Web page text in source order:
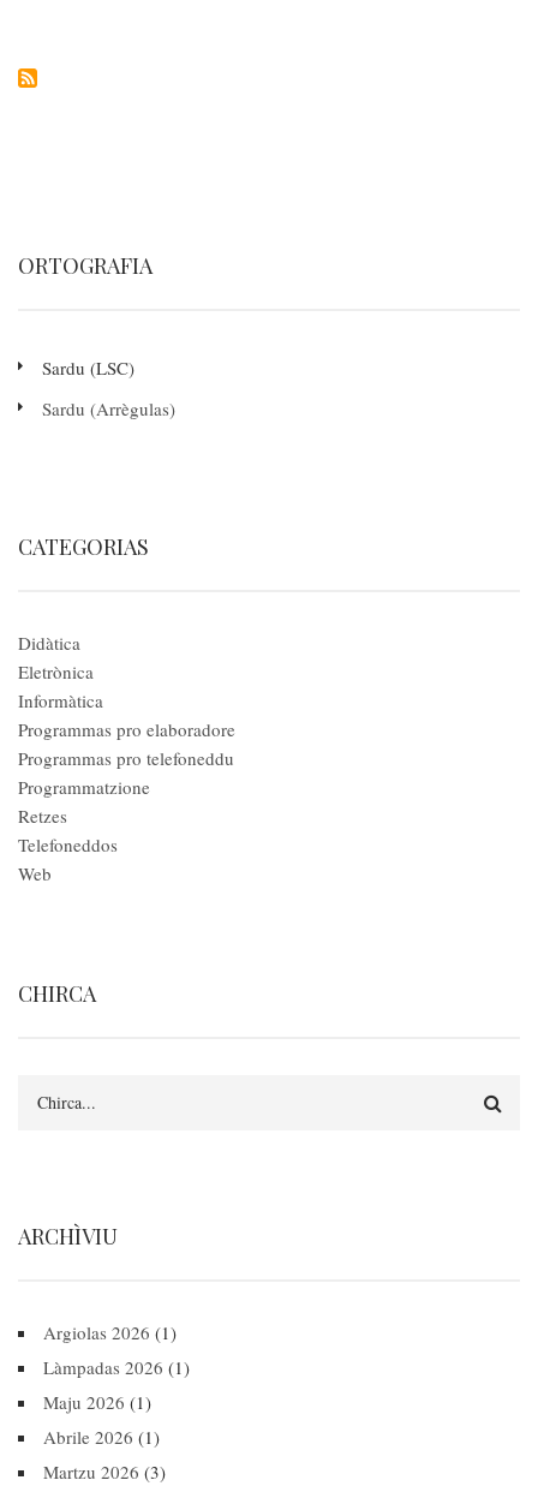
ORTOGRAFIA
Sardu (LSC)
Sardu (Arrègulas)
CATEGORIAS
Didàtica
Eletrònica
Informàtica
Programmas pro elaboradore
Programmas pro telefoneddu
Programmatzione
Retzes
Telefoneddos
Web
CHIRCA
ARCHÌVIU
Argiolas 2026 (1)
Làmpadas 2026 (1)
Maju 2026 (1)
Abrile 2026 (1)
Martzu 2026 (3)